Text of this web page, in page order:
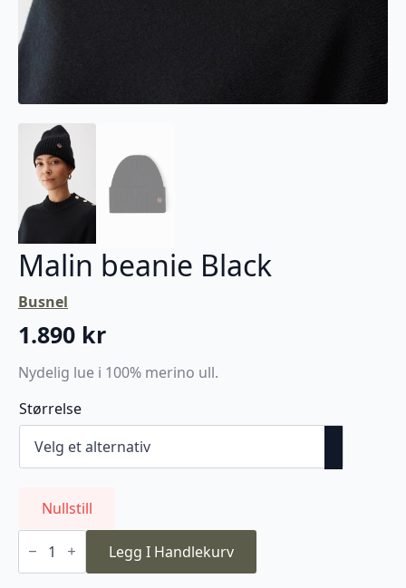
Malin beanie Black
Busnel
1.890 kr
Nydelig lue i 100% merino ull.
Størrelse
Nullstill
Malin
beanie
antall
Legg I Handlekurv